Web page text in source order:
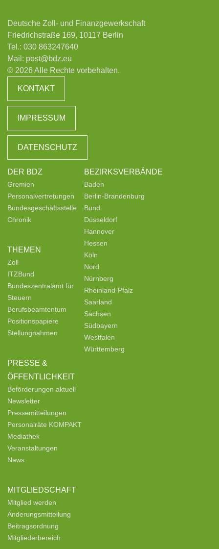
Deutsche Zoll- und Finanzgewerkschaft
Friedrichstraße 169, 10117 Berlin
Tel.: 030 863247640
Mail: post@bdz.eu
© 2026 Alle Rechte vorbehalten.
KONTAKT
IMPRESSUM
DATENSCHUTZ
DER BDZ
Gremien
Personalvertretungen
Bundesgeschäftsstelle
Chronik
THEMEN
Zoll
ITZBund
Bundeszentralamt für
Steuern
Berufsbeamtentum
Positionspapiere
Stellungnahmen
PRESSE &
ÖFFENTLICHKEIT
Beförderungen aktuell
Newsletter
Pressemitteilungen
Personalräte KOMPAKT
Mediathek
Veranstaltungen
News
MITGLIEDSCHAFT
Mitglied werden
Änderungsmitteilung
Beitragsordnung
Mitgliederbereich
BEZIRKSVERBÄNDE
Baden
Berlin-Brandenburg
Bund
Düsseldorf
Hannover
Hessen
Köln
Nord
Nürnberg
Rheinland-Pfalz
Saarland
Sachsen
Südbayern
Westfalen
Württemberg